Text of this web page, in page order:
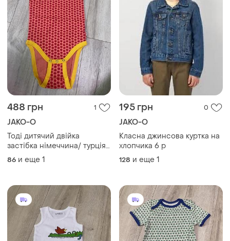
488 грн 1
JAKO-O
Тоді дитячий двійка
застібка німеччина/ турція
бавовна
86 и еще 1
195 грн 0
JAKO-O
Класна джинсова куртка на
хлопчика 6 р
128 и еще 1